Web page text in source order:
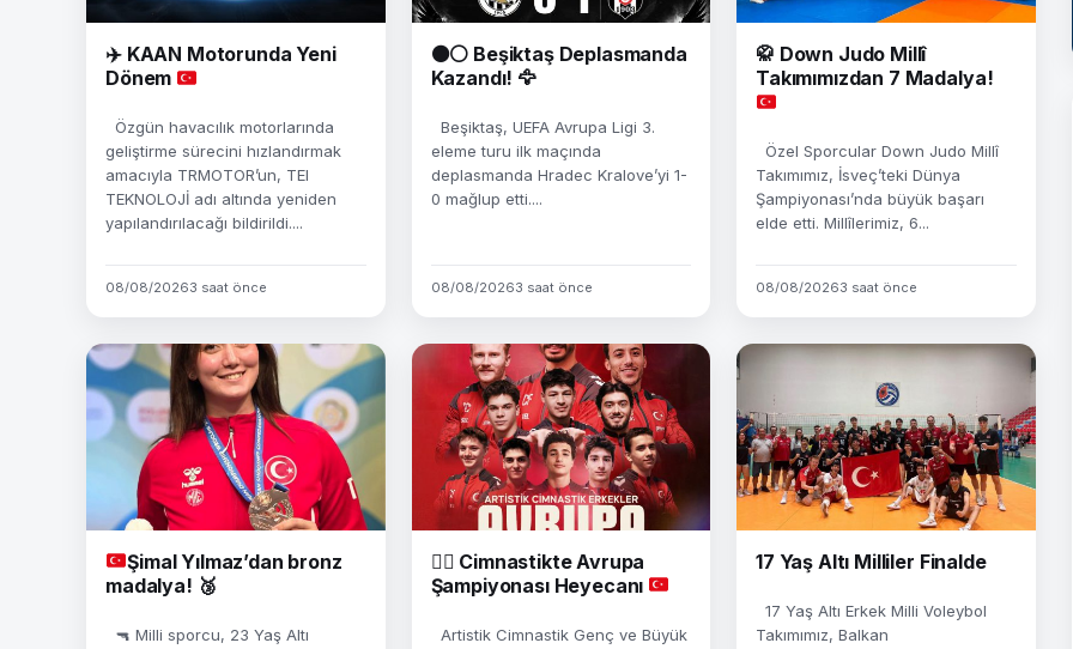
✈️KAAN Motorunda Yeni
Dönem
Özgün havacılık motorlarında
geliştirme sürecini hızlandırmak
amacıyla TRMOTOR’un, TEI
TEKNOLOJİ adı altında yeniden
yapılandırılacağı bildirildi....
08/08/20263 saat önce
⚫⚪ Beşiktaş Deplasmanda
Kazandı! 🦅
Beşiktaş, UEFA Avrupa Ligi 3.
eleme turu ilk maçında
deplasmanda Hradec Kralove’yi 1-
0 mağlup etti....
08/08/20263 saat önce
🥋 Down Judo Millî
Takımımızdan 7 Madalya!
Özel Sporcular Down Judo Millî
Takımımız, İsveç’teki Dünya
Şampiyonası’nda büyük başarı
elde etti. Millîlerimiz, 6...
08/08/20263 saat önce
Şimal Yılmaz’dan bronz
madalya! 🥉
🔫 Milli sporcu, 23 Yaş Altı
🤸‍♂️ Cimnastikte Avrupa
Şampiyonası Heyecanı
Artistik Cimnastik Genç ve Büyük
17 Yaş Altı Milliler Finalde
17 Yaş Altı Erkek Milli Voleybol
Takımımız, Balkan